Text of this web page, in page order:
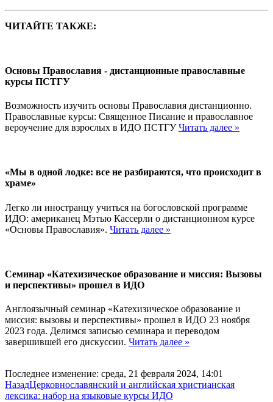
ЧИТАЙТЕ ТАКЖЕ:
Основы Православия - дистанционные православные
курсы ПСТГУ
Возможность изучить основы Православия дистанционно.
Православные курсы: Священное Писание и православное
вероучение для взрослых в ИДО ПСТГУЧитать далее »
«Мы в одной лодке: все не разбираются, что происходит в
храме»
Легко ли иностранцу учиться на богословской программе
ИДО: американец Мэтью Кассерли о дистанционном курсе
«Основы Православия». Читать далее »
Семинар «Катехизическое образование и миссия: Вызовы
и перспективы» прошел в ИДО
Англоязычный семинар «Катехизическое образование и
миссия: вызовы и перспективы» прошел в ИДО 23 ноября
2023 года. Делимся записью семинара и переводом
завершившей его дискуссии. Читать далее »
Последнее изменение: среда, 21 февраля 2024, 14:01
НазадЦерковнославянский и английская христианская
лексика: набор на языковые курсы ИДО